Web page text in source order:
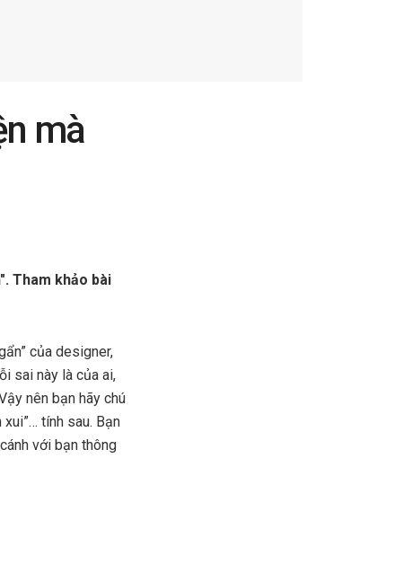
mà
Tham khảo bài
của designer,
sai này là của ai,
nên bạn hãy chú
tính sau. Bạn
với bạn thông